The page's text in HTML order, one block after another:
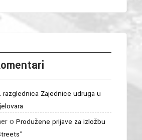
razglednica Zajednice udruga u
o Produžene prijave za izložbu